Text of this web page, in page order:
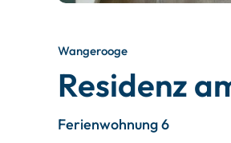
Wangerooge
Residenz
Ferienwohnung 6